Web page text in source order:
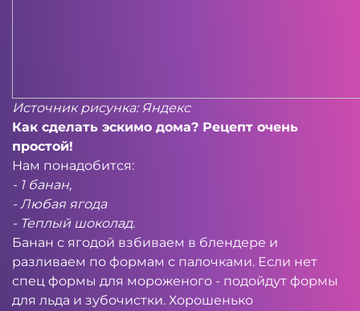
Источник рисунка: Яндекс
Как сделать эскимо дома? Рецепт очень
простой!
Нам понадобится:
- 1 банан,
- Любая ягода
- Теплый шоколад.
Банан с ягодой взбиваем в блендере и
разливаем по формам с палочками. Если нет
спец формы для мороженого - подойдут формы
для льда и зубочистки. Хорошенько